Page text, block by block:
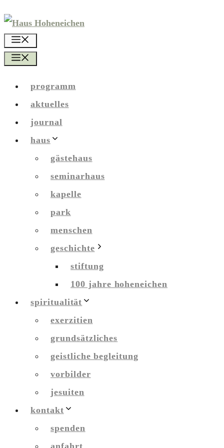
Zum
springen
programm
aktuelles
journal
haus
gästehaus
seminarhaus
kapelle
park
menschen
geschichte
stiftung
100 jahre hoheneichen
spiritualität
exerzitien
grundsätzliches
geistliche begleitung
vorbilder
jesuiten
kontakt
spenden
anfahrt